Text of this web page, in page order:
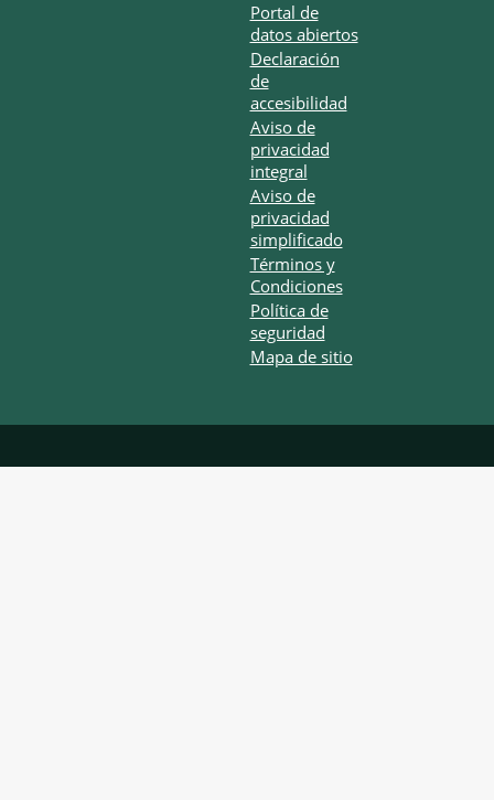
Portal de
datos abiertos
Declaración
de
accesibilidad
Aviso de
privacidad
integral
Aviso de
privacidad
simplificado
Términos y
Condiciones
Política de
seguridad
Mapa de sitio